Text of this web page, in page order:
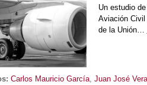
Un estudio
Aviación Civil
de la Unión…
Carlos Mauricio García, Juan José